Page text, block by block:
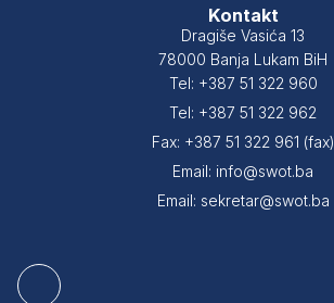
Kontakt
Dragiše Vasića 13
78000 Banja Lukam BiH
Tel: +387 51 322 960
Tel: +387 51 322 962
Fax: +387 51 322 961 (fax)
Email: info@swot.ba
Email: sekretar@swot.ba